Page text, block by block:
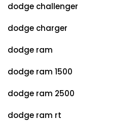
dodge challenger
dodge charger
dodge ram
dodge ram 1500
dodge ram 2500
dodge ram rt